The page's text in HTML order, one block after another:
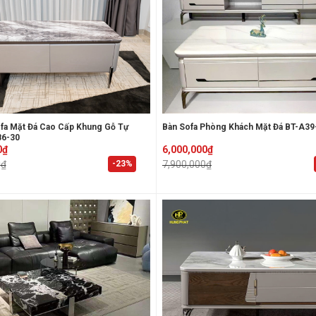
-23%
Mặt Đá Cao Cấp Khung Gỗ Tự
30
₫
₫
Bàn Sofa Phòng Khách Mặt Đá BT-
7,900,000₫
Original
price
was:
6,000,000₫
Current
price
is: